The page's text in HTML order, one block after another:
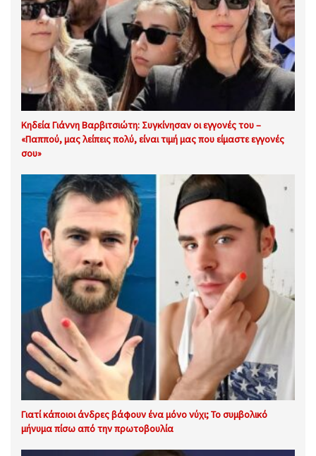
Κηδεία Γιάννη Βαρβιτσιώτη: Συγκίνησαν οι εγγονές του –
«Παππού, μας λείπεις πολύ, είναι τιμή μας που είμαστε εγγονές
σου»
Γιατί κάποιοι άνδρες βάφουν ένα μόνο νύχι; Το συμβολικό
μήνυμα πίσω από την πρωτοβουλία